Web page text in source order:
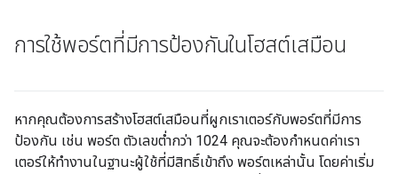
การใช้พอร์ตที่มีการป้องกันในโฮสต์เสมือน
หากคุณต้องการสร้างโฮสต์เสมือนที่ผูกเราเตอร์กับพอร์ตที่มีการ
ป้องกัน เช่น พอร์ต ตัวเลขต่ำกว่า 1024 คุณจะต้องกำหนดค่าเรา
เตอร์ให้ทำงานในฐานะผู้ใช้ที่มีสิทธิ์เข้าถึง พอร์ตเหล่านั้น โดยค่าเริ่ม